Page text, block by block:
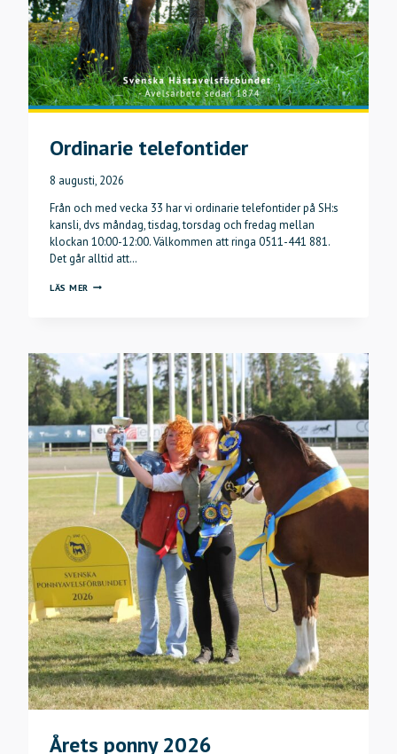
Ordinarie telefontider
8 augusti, 2026
Från och med vecka 33 har vi ordinarie telefontider på SH:s
kansli, dvs måndag, tisdag, torsdag och fredag mellan
klockan 10:00-12:00. Välkommen att ringa 0511-441 881.
Det går alltid att…
LÄS MER ORDINARIE
Årets ponny 2026